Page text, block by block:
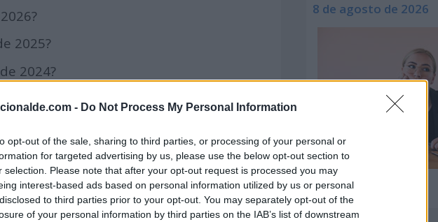
- Do Not Process My Personal Information
opt-out of the sale, sharing to third parties, or processing of your personal or
for targeted advertising by us, please use the below opt-out section to
selection. Please note that after your opt-out request is processed you may
interest-based ads based on personal information utilized by us or personal
to third parties prior to your opt-out. You may separately opt-out of the
of your personal information by third parties on the IAB’s list of downstream
2025?
2024?
2026?
de 2025?
2025?
2026?
8 de agosto de 2026